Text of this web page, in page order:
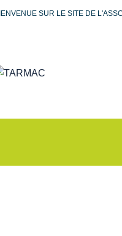
SUR LE SITE DE